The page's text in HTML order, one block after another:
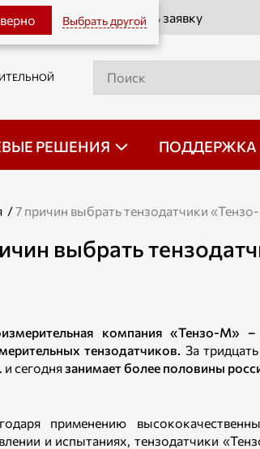
Выбрать другойОставить заявку
РЕШЕНИЯ ПОДДЕРЖКА
/7 причин выбрать тензодатчики
выбрать
компания «Тензо-М»
тензодатчиков. За
сегоднязанимает более половины
применению
и испытаниях, тензодатчики